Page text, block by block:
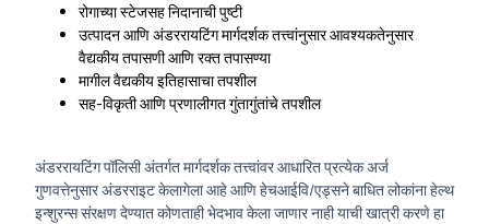
रोगाच्या स्टेजसह निदानाची पुष्टी
उत्पादन आणि अंडररायटिंग मार्गदर्शक तत्त्वांनुसार आवश्यकतेनुसार
वैद्यकीय तपासणी आणि रक्त तपासण्या
मागील वैद्यकीय इतिहासाचा तपशील
सह-विकृती आणि प्रणालीगत गुंतागुंतांचे तपशील
अंडररायटिंग पॉलिसी अंतर्गत मार्गदर्शक तत्त्वांवर आधारित प्रत्येक अर्ज
गुणवत्तेनुसार अंडरराइट केलागेला आहे आणि हेचआईवि/एड्सने बाधित लोकांना हेल्थ
इन्शुरन्स संरक्षण देण्यात कोणताही भेदभाव केला जाणार नाही याची खात्री करणे हा